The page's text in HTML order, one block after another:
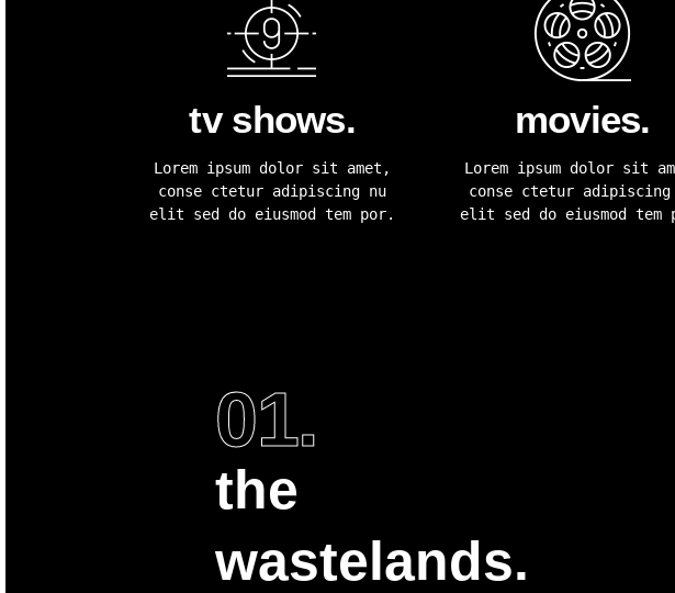
tv shows.
Lorem ipsum dolor sit amet,
conse ctetur adipiscing nu
elit sed do eiusmod tem por.
movies.
Lorem ipsum dolor sit
conse ctetur adipiscing
elit sed do eiusmod tem
01.
the
wastelands.